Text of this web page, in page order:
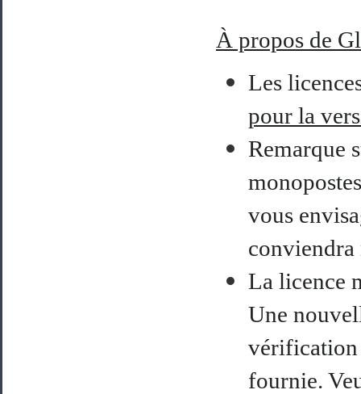
À propos de
Les
pour la
Remarque
vous
conviendra
La licence
Une
vérification
fournie.